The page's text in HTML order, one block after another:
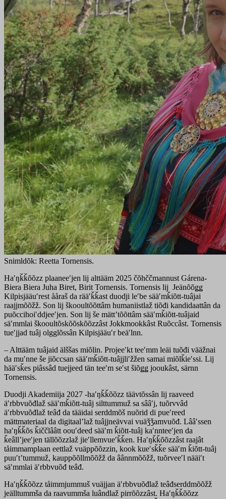
Snimldõk: Reetta Tornensis.
Haʹŋǩǩõõzz plaaneeʹjen lij alttääm 2025 čõhččmannust Gárena-
Biera Biera Juha Biret, Birit Tornensis. Tornensis lij Jeänõõǥǥ
Kilpisjääuʹrest ååraš da rääʹǩǩast duodji leʹbe sääʹmǩiõtt-tuâjai
raajjmõõžž. Son lij škooultõõttâm humaniistlaž tiõđi kandidaattân da
puõccihoiʹddjeeʹjen. Son lij še mättʼtõõttâm sääʹmǩiõtt-tuâjaid
säʹmmlai škooultõskõõskõõzzâst Jokkmookkâst Ruõccâst. Tornensis
tueʹjjad tuâj olgglõssân Kilpisjääuʹr beäʹlnn.
– Alttääm tuâjaid älššas miõlin. Projeeʹkt teeʹmm leäi tuõđi vääžnai
da muʹnne še jiõccsan sääʹmǩiõtt-tuâjjliʹžžen samai miõlǩieʹssi. Lij
hääʹsǩes piâssâd tuejjeed tän teeʹm seʹst šiõǥǥ jooukâst, särnn
Tornensis.
Duodji Akademiija 2027 -haʹŋǩǩõõzz täävtõssân lij raaveed
äʹrbbvuõđlaž sääʹmǩiõtt-tuâj silttummuž sa sââʹj, tuõrvvâd
äʹrbbvuõđlaž teâđ da tääidai serddmõš nuõrid di pueʹreed
mättmateriaal da digitaalʼlaž tuâjjneävvai vuäǯǯamvuõđ. Lââʹssen
haʹŋǩǩõs ǩiččlââtt oouʹdeed sääʹm ǩiõtt-tuâj kaʹnnteeʹjen da
ǩeâllʼjeeʹjen tällõõzzlaž jieʹllemvueʹǩǩen. Haʹŋǩǩõõzzâst raajât
tåimmamplaan eettlaž vuäppõõzzin, kook kueʹsǩǩe sääʹm ǩiõtt-tuâj
puuʹtʼtummuž, kauppõõllmõõžž da âânnmõõžž, tuõrveeʹl nääiʹt
säʹmmlai äʹrbbvuõđ teâđ.
Haʹŋǩǩõõzz tåimmjummuš vuäjjan äʹrbbvuõđlaž teâđserddmõõžž
jeälltummša da raavummša luândlaž pirrõõzzâst. Haʹŋǩǩõõzz